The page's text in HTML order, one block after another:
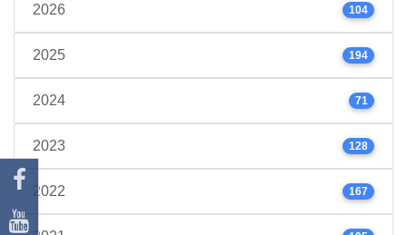
2026 104
2025 194
2024 71
2023 128
2022 167